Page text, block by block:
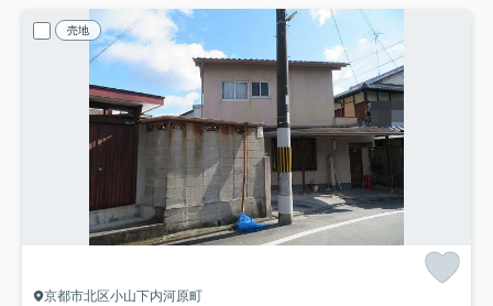
売地
京都市北区小山下内河原町